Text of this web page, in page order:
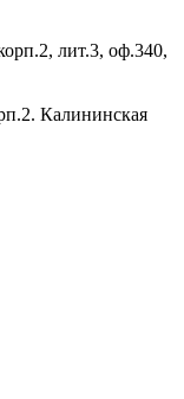
лит.3, оф.340,
Калининская